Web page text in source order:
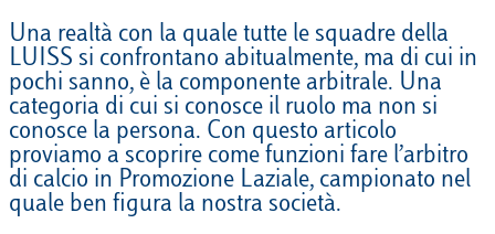
Una realtà con la quale tutte le squadre della
LUISS si confrontano abitualmente, ma di cui in
pochi sanno, è la componente arbitrale. Una
categoria di cui si conosce il ruolo ma non si
conosce la persona. Con questo articolo
proviamo a scoprire come funzioni fare l’arbitro
di calcio in Promozione Laziale, campionato nel
quale ben figura la nostra società.